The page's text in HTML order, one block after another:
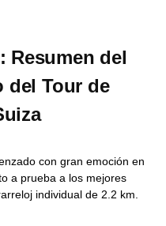
Resumen del
del Tour de
con gran emoción en
a prueba a los mejores
individual de 2.2 km.